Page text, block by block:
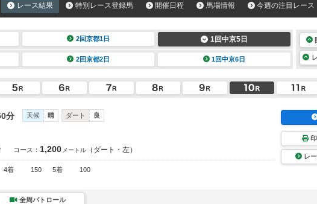
レース結果 特別レース登録馬 開催日程 馬場情報 今週の注目レース
2回京都1日 1回中京5日
2回京都2日 1回中京6日
分 天候 晴 ダート 良
コース： 1,200 メートル （ダート・左）
4着 150 5着
100
レ
全周パトロール